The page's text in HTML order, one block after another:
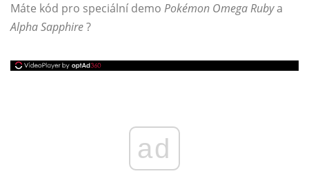
Máte kód pro speciální demo Pokémon Omega Rubya
Alpha Sapphire?
ad